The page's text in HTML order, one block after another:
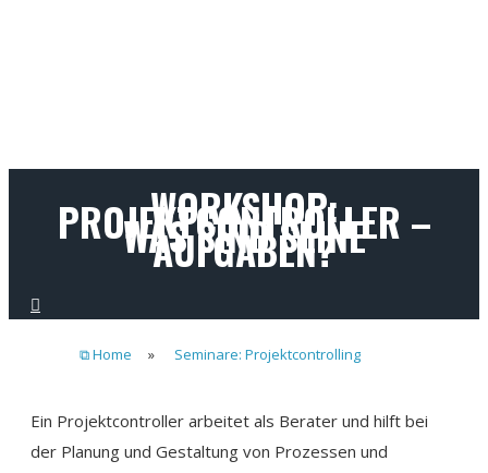
WORKSHOP:
PROJEKTCONTROLLER –
WAS SIND SEINE
AUFGABEN?
⧉ Home » Seminare: Projektcontrolling
Ein Projektcontroller arbeitet als Berater und hilft bei
der Planung und Gestaltung von Prozessen und